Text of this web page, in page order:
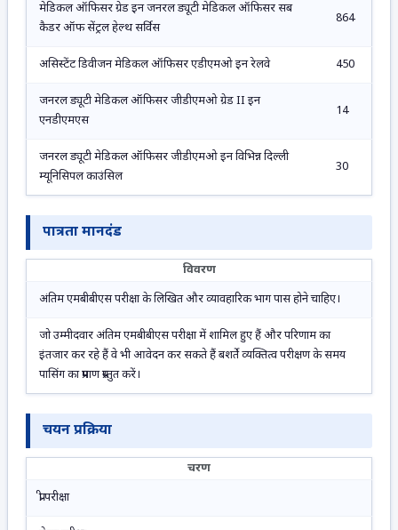
मेडिकल ऑफिसर ग्रेड इन जनरल ड्यूटी मेडिकल ऑफिसर सब
कैडर ऑफ सेंट्रल हेल्थ सर्विस
864
असिस्टेंट डिवीजन मेडिकल ऑफिसर एडीएमओ इन रेलवे 450
जनरल ड्यूटी मेडिकल ऑफिसर जीडीएमओ ग्रेड II इन
एनडीएमएस
14
जनरल ड्यूटी मेडिकल ऑफिसर जीडीएमओ इन विभिन्न दिल्ली
म्यूनिसिपल काउंसिल
30
पात्रता मानदंड
विवरण
अंतिम एमबीबीएस परीक्षा के लिखित और व्यावहारिक भाग पास होने चाहिए।
जो उम्मीदवार अंतिम एमबीबीएस परीक्षा में शामिल हुए हैं और परिणाम का
इंतजार कर रहे हैं वे भी आवेदन कर सकते हैं बशर्ते व्यक्तित्व परीक्षण के समय
पासिंग का प्रमाण प्रस्तुत करें।
चयन प्रक्रिया
चरण
प्री परीक्षा